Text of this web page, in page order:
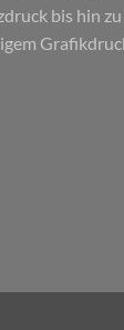
bis hin zu